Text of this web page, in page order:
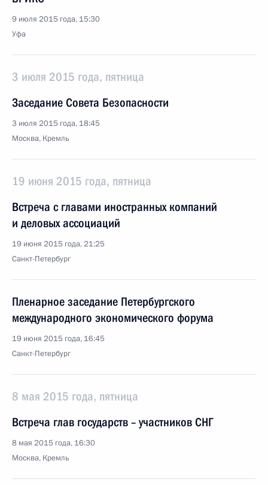
9 июля 2015 года, 15:30
Уфа
3 июля 2015 года, пятница
Заседание Совета Безопасности
3 июля 2015 года, 18:45
Москва, Кремль
19 июня 2015 года, пятница
Встреча с главами иностранных компаний
и деловых ассоциаций
19 июня 2015 года, 21:25
Санкт-Петербург
Пленарное заседание Петербургского
международного экономического форума
19 июня 2015 года, 16:45
Санкт-Петербург
8 мая 2015 года, пятница
Встреча глав государств – участников СНГ
8 мая 2015 года, 16:30
Москва, Кремль